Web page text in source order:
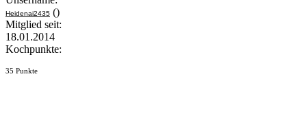
Heidenai2435 ()
Mitglied seit:
18.01.2014
Kochpunkte:
35 Punkte